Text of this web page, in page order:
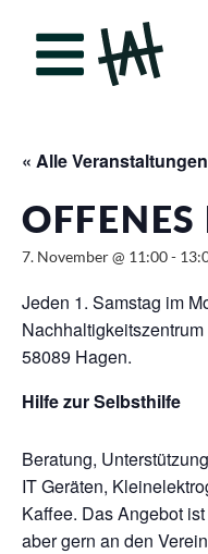
« Alle Veranstaltungen
7. November @ 11:00-
Jeden 1. Samstag im
58089 Hagen.
Hilfe zur Selbsthilfe
Beratung,
IT Geräten,
Kaffee. Das Angebot
aber gern an den